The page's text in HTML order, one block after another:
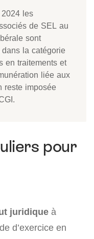
les
de SEL au
sont
la catégorie
en traitements et
liée aux
reste imposée
pour
juridique à
d’exercice en